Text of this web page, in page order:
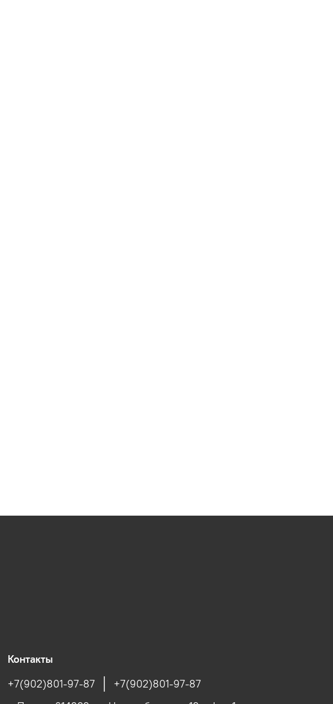
Контакты
+7(902)801-97-87
+7(902)801-97-87